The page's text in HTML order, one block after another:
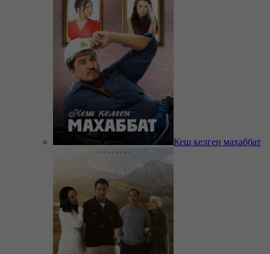
Кеш келген махаббат